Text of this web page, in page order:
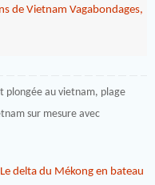
de Vietnam Vagabondages,
plongée au vietnam, plage
sur mesure avec
Le delta du Mékong en bateau